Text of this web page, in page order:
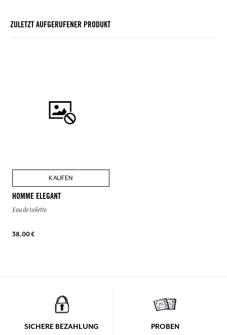
ZULETZT AUFGERUFENER PRODUKT
KAUFEN
HOMME ELEGANT
Eau de toilette
38,00 €
SICHERE BEZAHLUNG PROBEN